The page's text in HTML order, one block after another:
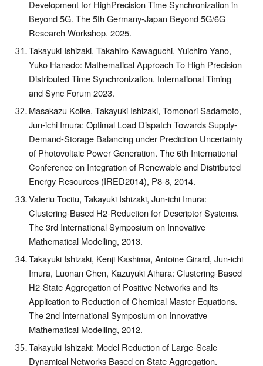
Development for HighPrecision Time Synchronization in
Beyond 5G. The 5th Germany-Japan Beyond 5G/6G
Research Workshop. 2025.
Takayuki Ishizaki, Takahiro Kawaguchi, Yuichiro Yano,
Yuko Hanado: Mathematical Approach To High Precision
Distributed Time Synchronization. International Timing
and Sync Forum 2023.
Masakazu Koike, Takayuki Ishizaki, Tomonori Sadamoto,
Jun-ichi Imura: Optimal Load Dispatch Towards Supply-
Demand-Storage Balancing under Prediction Uncertainty
of Photovoltaic Power Generation. The 6th International
Conference on Integration of Renewable and Distributed
Energy Resources (IRED2014), P8-8, 2014.
Valeriu Tocitu, Takayuki Ishizaki, Jun-ichi Imura:
Clustering-Based H2-Reduction for Descriptor Systems.
The 3rd International Symposium on Innovative
Mathematical Modelling, 2013.
Takayuki Ishizaki, Kenji Kashima, Antoine Girard, Jun-ichi
Imura, Luonan Chen, Kazuyuki Aihara: Clustering-Based
H2-State Aggregation of Positive Networks and Its
Application to Reduction of Chemical Master Equations.
The 2nd International Symposium on Innovative
Mathematical Modelling, 2012.
Takayuki Ishizaki: Model Reduction of Large-Scale
Dynamical Networks Based on State Aggregation.